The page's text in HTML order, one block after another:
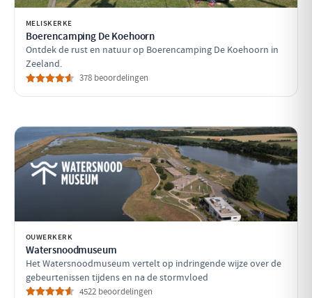
MELISKERKE
Boerencamping De Koehoorn
Ontdek de rust en natuur op Boerencamping De Koehoorn in
Zeeland.
378 beoordelingen
OUWERKERK
Watersnoodmuseum
Het Watersnoodmuseum vertelt op indringende wijze over de
gebeurtenissen tijdens en na de stormvloed
4522 beoordelingen